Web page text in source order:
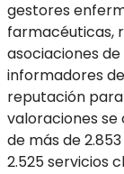
gestores
farmacéuticas,
asociaciones
informadores
reputación
valoraciones
de más de
2.525 servicios